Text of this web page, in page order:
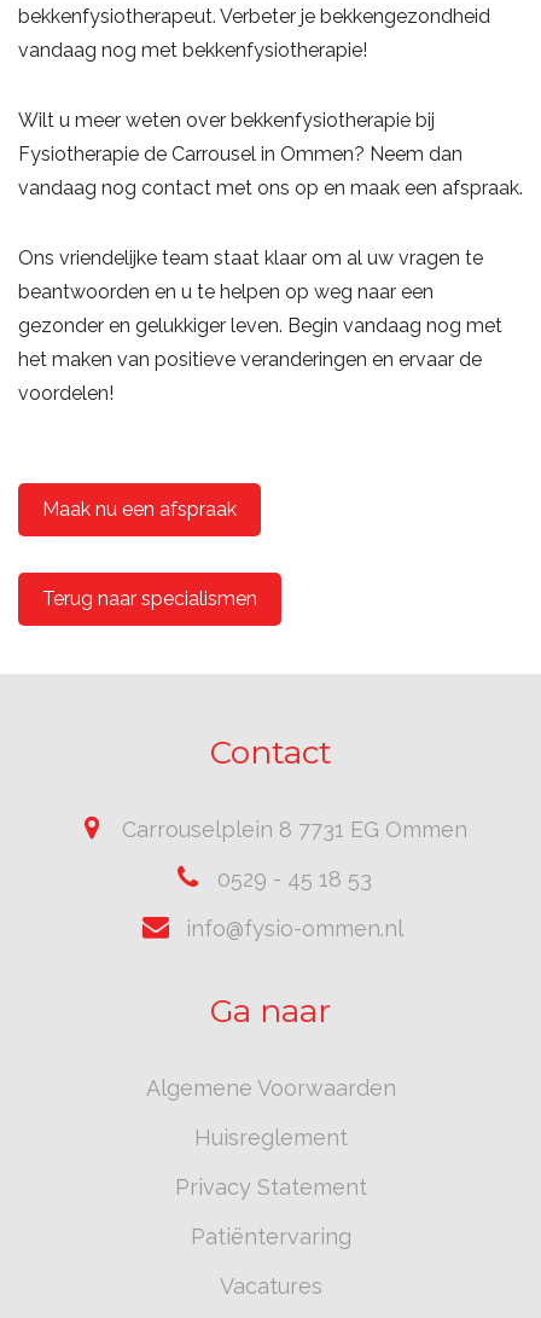
bekkenfysiotherapeut. Verbeter je bekkengezondheid
vandaag nog met bekkenfysiotherapie!
Wilt u meer weten over bekkenfysiotherapie bij
Fysiotherapie de Carrousel in Ommen? Neem dan
vandaag nog contact met ons op en maak een afspraak.
Ons vriendelijke team staat klaar om al uw vragen te
beantwoorden en u te helpen op weg naar een
gezonder en gelukkiger leven. Begin vandaag nog met
het maken van positieve veranderingen en ervaar de
voordelen!
Maak nu een afspraak
Terug naar specialismen
Contact
Carrouselplein 8 7731 EG Ommen
0529 - 45 18 53
info@fysio-ommen.nl
Ga naar
Algemene Voorwaarden
Huisreglement
Privacy Statement
Patiëntervaring
Vacatures